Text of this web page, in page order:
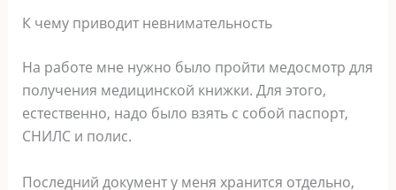
К чему приводит невнимательность
На работе мне нужно было пройти медосмотр для
получения медицинской книжки. Для этого,
естественно, надо было взять с собой паспорт,
СНИЛС и полис.
Последний документ у меня хранится отдельно,